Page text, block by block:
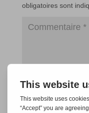
obligatoires sont